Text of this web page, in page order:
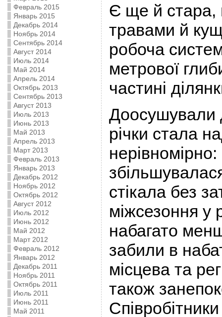
Февраль 2015
Январь 2015
Декабрь 2014
Ноябрь 2014
Сентябрь 2014
Август 2014
Июль 2014
Май 2014
Апрель 2014
Октябрь 2013
Сентябрь 2013
Август 2013
Июль 2013
Июнь 2013
Май 2013
Апрель 2013
Март 2013
Февраль 2013
Январь 2013
Декабрь 2012
Ноябрь 2012
Октябрь 2012
Август 2012
Июль 2012
Июнь 2012
Май 2012
Март 2012
Февраль 2012
Январь 2012
Декабрь 2011
Ноябрь 2011
Октябрь 2011
Июль 2011
Июнь 2011
Май 2011
Є ще й стара,
травами й
робоча
метрової
частині
Доосушували
річки стала
нерівномірно:
стікала без
міжсезоння у
набагато
забили в
місцева та
також